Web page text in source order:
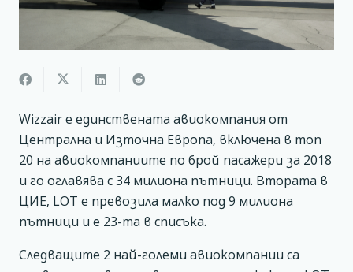
Wizzair е единствената авиокомпания от
Централна и Източна Европа, включена в топ
20 на авиокомпаниите по брой пасажери за 2018
и го оглавява с 34 милиона пътници. Втората в
ЦИЕ, LOT е превозила малко под 9 милиона
пътници и е 23-та в списъка.
Следващите 2 най-големи авиокомпании са